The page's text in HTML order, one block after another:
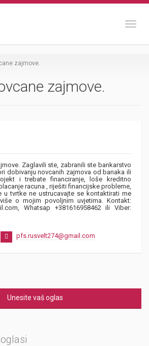
zajmove.
zajmove.
Zaglavili ste, zabranili ste bankarstvo
dobivanju novcanih zajmova od banaka ili
i trebate financiranje, loše kreditno
racuna , riješiti financijske probleme,
u tvrtke ne ustrucavajte se kontaktirati me
o mojim povoljnim uvjetima. Kontakt:
Whatsap +381616958462 ili Viber:
pfs.rusvelt274@gmail.com
Unesite vaš oglas